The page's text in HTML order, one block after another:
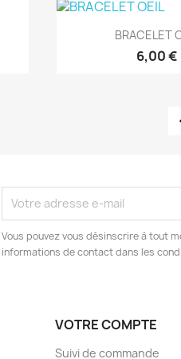
Aperçu
BRACELET
6,00 €
Vous pouvez vous désinscrire à tout
informations de contact dans les
VOTRE COMPTE
Suivi de commande